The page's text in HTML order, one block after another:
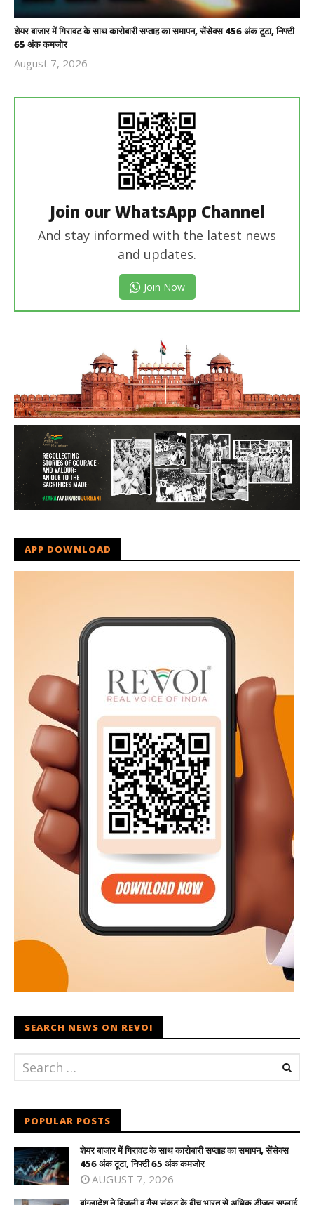
शेयर बाजार में गिरावट के साथ कारोबारी सप्ताह का समापन, सेंसेक्स 456 अंक टूटा, निफ्टी
65 अंक कमजोर
August 7, 2026
Join our WhatsApp Channel
And stay informed with the latest news
and updates.
Join Now
APP DOWNLOAD
SEARCH NEWS ON REVOI
POPULAR POSTS
शेयर बाजार में गिरावट के साथ कारोबारी सप्ताह का समापन, सेंसेक्स
456 अंक टूटा, निफ्टी 65 अंक कमजोर
AUGUST 7, 2026